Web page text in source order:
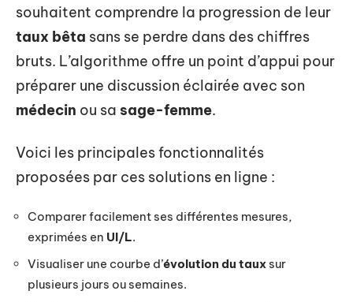
souhaitent comprendre la progression de leur
taux bêta sans se perdre dans des chiffres
bruts. L’algorithme offre un point d’appui pour
préparer une discussion éclairée avec son
médecin ou sa sage-femme.
Voici les principales fonctionnalités
proposées par ces solutions en ligne :
Comparer facilement ses différentes mesures,
exprimées en UI/L.
Visualiser une courbe d’évolution du taux sur
plusieurs jours ou semaines.